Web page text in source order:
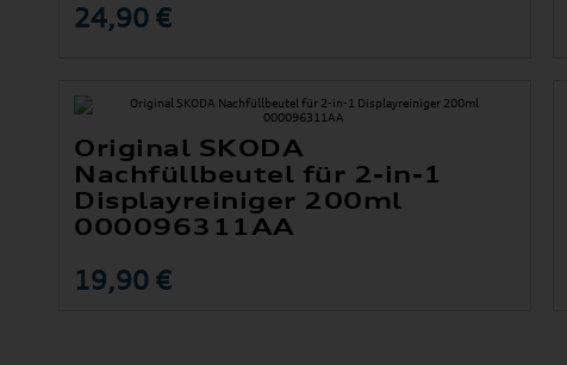
24,90 €
Original SKODA
Nachfüllbeutel für 2-in-1
Displayreiniger 200ml
000096311AA
19,90 €